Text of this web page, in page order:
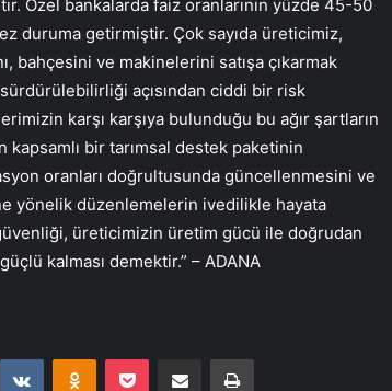
Özel bankalarda faiz oranlarının yüzde 45-50
duruma getirmiştir. Çok sayıda üreticimiz,
bahçesini ve makinelerini satışa çıkarmak
açısından ciddi bir risk
karşı karşıya bulunduğu bu ağır şartların
kapsamlı bir tarımsal destek paketinin
oranları doğrultusunda güncellenmesini ve
yönelik düzenlemelerin ivedilikle hayata
üreticimizin üretim gücü ile doğrudan
kalması demektir.” – ADANA
VKontakteOdnoklassniki
Pocket E-Posta ile paylaş Yazdır